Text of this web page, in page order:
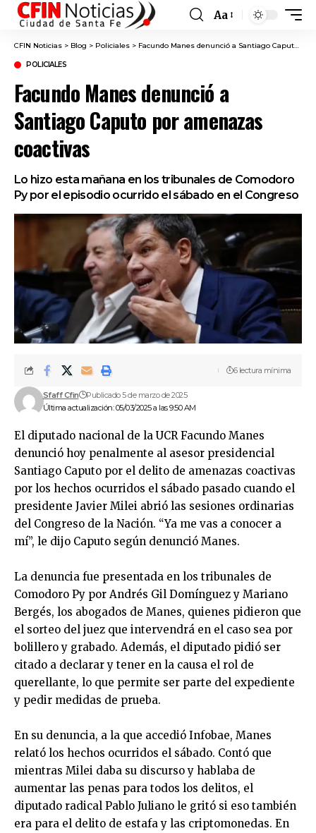
Font
Resizer
Aa
CFIN Noticias > Blog > Policiales > Facundo Manes denunció a Santiago Caputo por amenazas coactivas
POLICIALES
Facundo Manes denunció a
Santiago Caputo por amenazas
coactivas
Lo hizo esta mañana en los tribunales de Comodoro
Py por el episodio ocurrido el sábado en el Congreso
Última actualización: 05/03/2025 a las 9:50 AM
Sfaff Cfin Publicado 5 de marzo de 2025
6 lectura mínima
El diputado nacional de la UCR Facundo Manes
denunció hoy penalmente al asesor presidencial
Santiago Caputo por el delito de amenazas coactivas
por los hechos ocurridos el sábado pasado cuando el
presidente Javier Milei abrió las sesiones ordinarias
del Congreso de la Nación. “Ya me vas a conocer a
mí”, le dijo Caputo según denunció Manes.
La denuncia fue presentada en los tribunales de
Comodoro Py por Andrés Gil Domínguez y Mariano
Bergés, los abogados de Manes, quienes pidieron que
el sorteo del juez que intervendrá en el caso sea por
bolillero y grabado. Además, el diputado pidió ser
citado a declarar y tener en la causa el rol de
querellante, lo que permite ser parte del expediente
y pedir medidas de prueba.
En su denuncia, a la que accedió Infobae, Manes
relató los hechos ocurridos el sábado. Contó que
mientras Milei daba su discurso y hablaba de
aumentar las penas para todos los delitos, el
diputado radical Pablo Juliano le gritó si eso también
era para el delito de estafa y las criptomonedas. En